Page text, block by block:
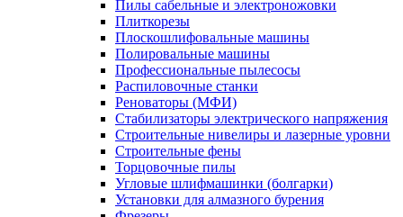
Пилы сабельные и электроножовки
Плиткорезы
Плоскошлифовальные машины
Полировальные машины
Профессиональные пылесосы
Распиловочные станки
Реноваторы (МФИ)
Стабилизаторы электрического напряжения
Строительные нивелиры и лазерные уровни
Строительные фены
Торцовочные пилы
Угловые шлифмашинки (болгарки)
Установки для алмазного бурения